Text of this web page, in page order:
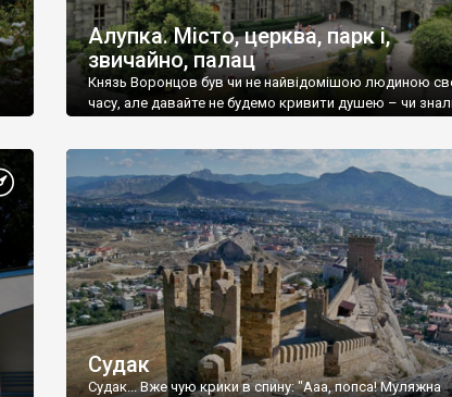
Алупка. Місто, церква, парк і,
звичайно, палац
Князь Воронцов був чи не найвідомішою людиною
часу, але давайте не будемо кривити душею – чи
Судак
Судак... Вже чую крики в спину: "Ааа, попса! Муляжна